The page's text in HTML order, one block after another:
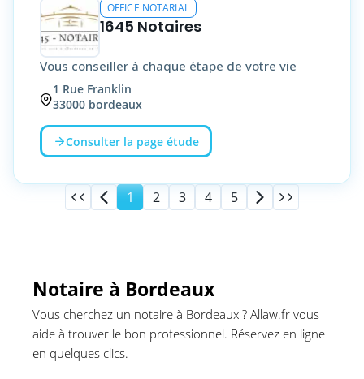
OFFICE NOTARIAL
1645 Notaires
Vous conseiller à chaque étape de votre vie
1 Rue Franklin
33000 bordeaux
Consulter la page étude
1 2 3 4 5
Notaire à Bordeaux
Vous cherchez un notaire à Bordeaux ? Allaw.fr vous
aide à trouver le bon professionnel. Réservez en ligne
en quelques clics.